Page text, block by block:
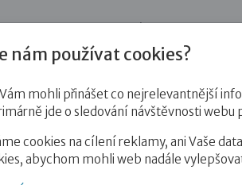
nám používat cookies?
mohli přinášet co nejrelevantnější
jde o sledování návštěvnosti webu
cookies na cílení reklamy, ani Vaše
abychom mohli web nadále